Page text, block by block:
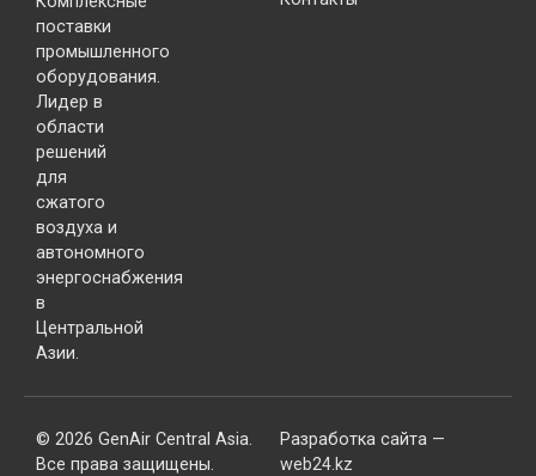
поставки
промышленного
оборудования.
Лидер в
области
решений
для
сжатого
воздуха и
автономного
энергоснабжения
в
Центральной
Азии.
© 2026 GenAir Central Asia.
Все права защищены.
Разработка сайта —
web24.kz